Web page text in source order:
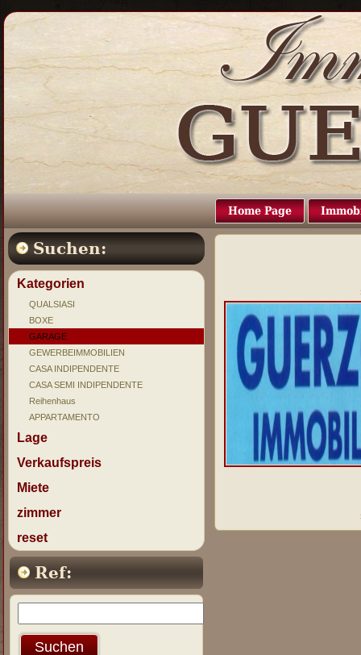
Home Page
Suchen:
Kategorien
QUALSIASI
BOXE
GARAGE
GEWERBEIMMOBILIEN
CASA INDIPENDENTE
CASA SEMI INDIPENDENTE
Reihenhaus
APPARTAMENTO
Lage
Verkaufspreis
Miete
zimmer
reset
Ref: